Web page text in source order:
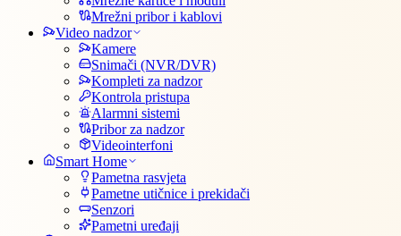
Mrežni pribor i kablovi
Video nadzor
Kamere
Snimači (NVR/DVR)
Kompleti za nadzor
Kontrola pristupa
Alarmni sistemi
Pribor za nadzor
Videointerfoni
Smart Home
Pametna rasvjeta
Pametne utičnice i prekidači
Senzori
Pametni uređaji